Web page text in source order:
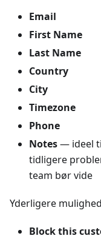
Email
First Name
Last Name
Country
City
Timezone
Phone
Notes— ideel
tidligere
team bør vide
Yderligere
Block this